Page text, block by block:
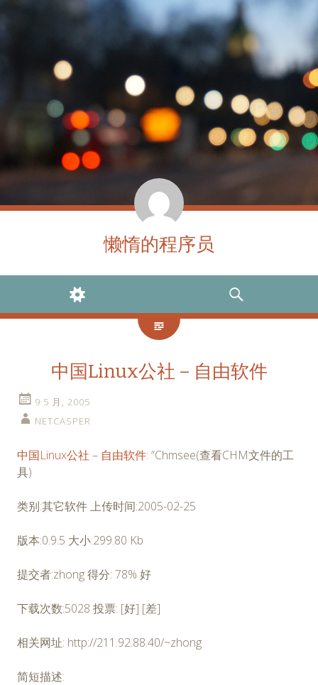
懒惰的程序员
WIDGETS
SEARCH
中国Linux公社 – 自由软件
9 5 月, 2005
NETCASPER
中国Linux公社 – 自由软件: “Chmsee(查看CHM文件的工
具)
类别:其它软件 上传时间:2005-02-25
版本:0.9.5 大小:299.80 Kb
提交者:zhong 得分: 78% 好
下载次数:5028 投票: [好] [差]
相关网址: http://211.92.88.40/~zhong
简短描述: